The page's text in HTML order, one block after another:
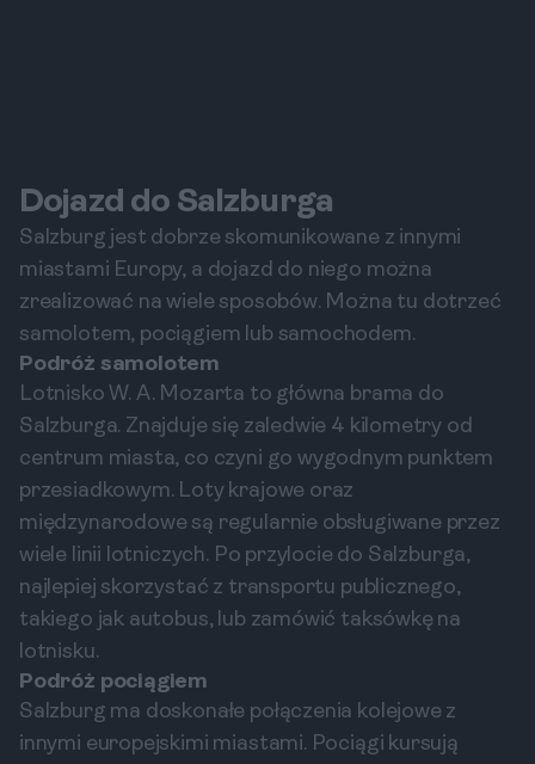
Dojazd do Salzburga
Salzburg jest dobrze skomunikowane z innymi
miastami Europy, a dojazd do niego można
zrealizować na wiele sposobów. Można tu dotrzeć
samolotem, pociągiem lub samochodem.
Podróż samolotem
Lotnisko W. A. Mozarta to główna brama do
Salzburga. Znajduje się zaledwie 4 kilometry od
centrum miasta, co czyni go wygodnym punktem
przesiadkowym. Loty krajowe oraz
międzynarodowe są regularnie obsługiwane przez
wiele linii lotniczych. Po przylocie do Salzburga,
najlepiej skorzystać z transportu publicznego,
takiego jak autobus, lub zamówić taksówkę na
lotnisku.
Podróż pociągiem
Salzburg ma doskonałe połączenia kolejowe z
innymi europejskimi miastami. Pociągi kursują